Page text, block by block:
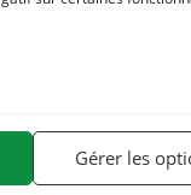
Gérer les
queues et crinières.
naturellement